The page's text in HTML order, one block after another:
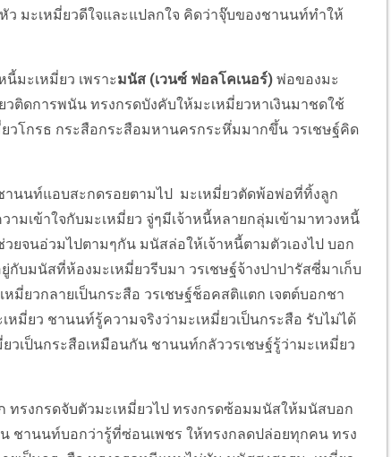
มะเหมี่ยวดีใจและแปลกใจ คิดว่าจุ๊บของชานนท์ทำให้
นี้มะเหมี่ยว เพราะมนัส (เวนซ์ ฟอลโคเนอร์)พ่อของมะ
ติดการพนัน ทรงกรดบังคับให้มะเหมี่ยวหาเงินมาชดใช้
ยวโกรธ กระสือกระสือมหานครกระหึ่มมากขึ้น วรเชษฐ์คิด
ท์แอบสะกดรอยตามไป มะเหมี่ยวตัดพ้อพ่อที่ทิ้งลูก
มเข้าใจกับมะเหมี่ยว จู่ๆมีเจ้าหนี้หลายกลุ่มเข้ามาทวงหนี้
จนอ่วมไปตามๆกัน มนัสล่อให้เจ้าหนี้ตามตัวเองไป บอก
บมนัสที่ห้องมะเหมี่ยวรีบมา วรเชษฐ์จ้างปาปารัสซี่มาเก็บ
มี่ยวกลายเป็นกระสือ วรเชษฐ์ช็อคสติแตก เจตต์บอกชา
มี่ยว ชานนท์รู้ความจริงว่ามะเหมี่ยวเป็นกระสือ รับไม่ได้
วเป็นกระสือเหมือนกัน ชานนท์กลัววรเชษฐ์รู้ว่ามะเหมี่ยว
กรดจับตัวมะเหมี่ยวไป ทรงกรดซ้อมมนัสให้มนัสบอก
ชานนท์บอกว่ารู้ที่ซ่อนเพชร ให้ทรงกลดปล่อยทุกคน ทรง